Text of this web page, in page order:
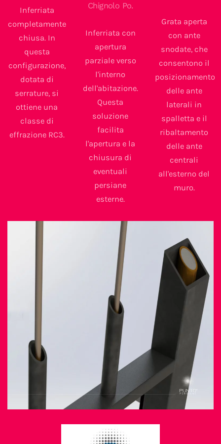
Inferriata
completamente
chiusa. In
questa
configurazione,
dotata di
serrature, si
ottiene una
classe di
effrazione RC3.
Chignolo Po.
Inferriata con
apertura
parziale verso
l'interno
dell'abitazione.
Questa
soluzione
facilita
l'apertura e la
chiusura di
eventuali
persiane
esterne.
Grata aperta
con ante
snodate, che
consentono il
posizionamento
delle ante
laterali in
spalletta e il
ribaltamento
delle ante
centrali
all'esterno del
muro.